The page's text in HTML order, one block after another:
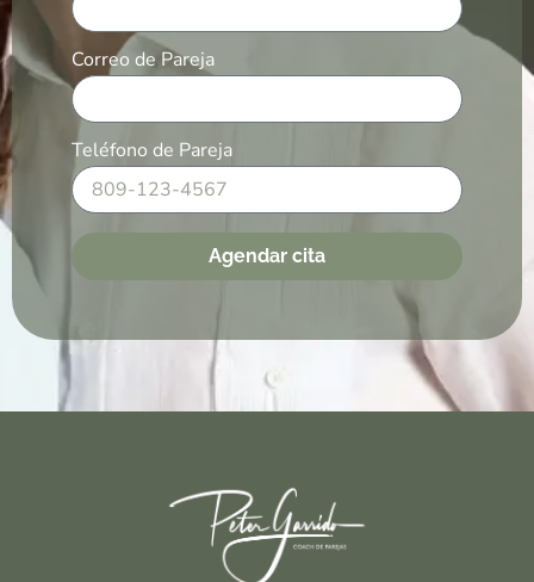
Correo de Pareja
Teléfono de Pareja
Agendar cita